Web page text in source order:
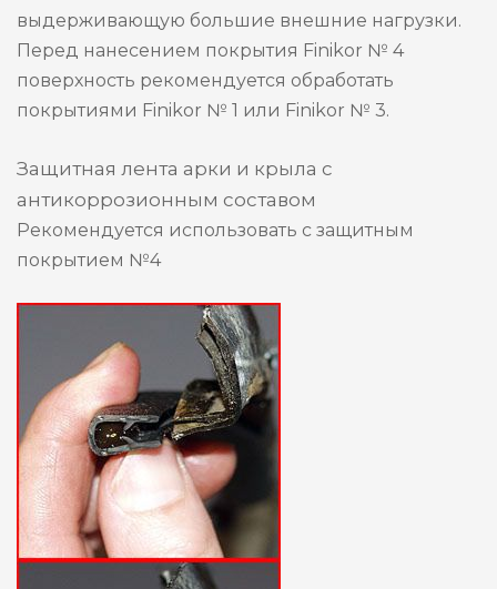
выдерживающую большие внешние нагрузки.
Перед нанесением покрытия Finikor № 4
поверхность рекомендуется обработать
покрытиями Finikor № 1 или Finikor № 3.
Защитная лента арки и крыла с
антикоррозионным составом
Рекомендуется использовать с защитным
покрытием №4